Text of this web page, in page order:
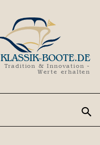
KLASSIK-BOOTE.DE
Tradition & Innovation -
Werte erhalten